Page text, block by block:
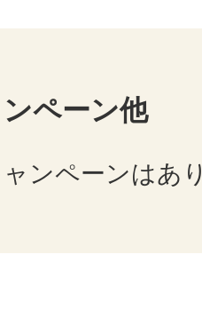
ペーン他
ンペーンはあ